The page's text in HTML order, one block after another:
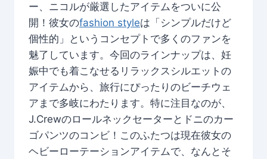
ー、ニコルが厳選したアイテムをついに公
開！彼女のfashion styleは「シンプルだけど
個性的」というコンセプトで多くのファンを
魅了しています。今回のラインナップは、妊
娠中でも着こなせるリラックスシルエットの
アイテムから、旅行にぴったりのビーチウェ
アまで多岐にわたります。特に注目なのが、
J.Crewのロールネックセーターとドニのカー
ゴパンツのコンビ！このふたつは現在彼女の
ヘビーローテーションアイテムで、なんとそ